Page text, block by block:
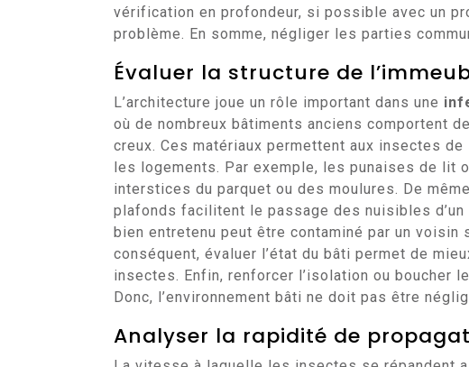
vérification en profondeur, si possible avec un
problème. En somme, négliger les parties
Évaluer la structure de
L’architecture joue un rôle important dans une
où de nombreux bâtiments anciens comportent
creux. Ces matériaux permettent aux insectes
les logements. Par exemple, les punaises de lit
interstices du parquet ou des moulures. De
plafonds facilitent le passage des nuisibles d’un
bien entretenu peut être contaminé par un
conséquent, évaluer l’état du bâti permet de
insectes. Enfin, renforcer l’isolation ou boucher
Donc, l’environnement bâti ne doit pas être
Analyser la rapidité de